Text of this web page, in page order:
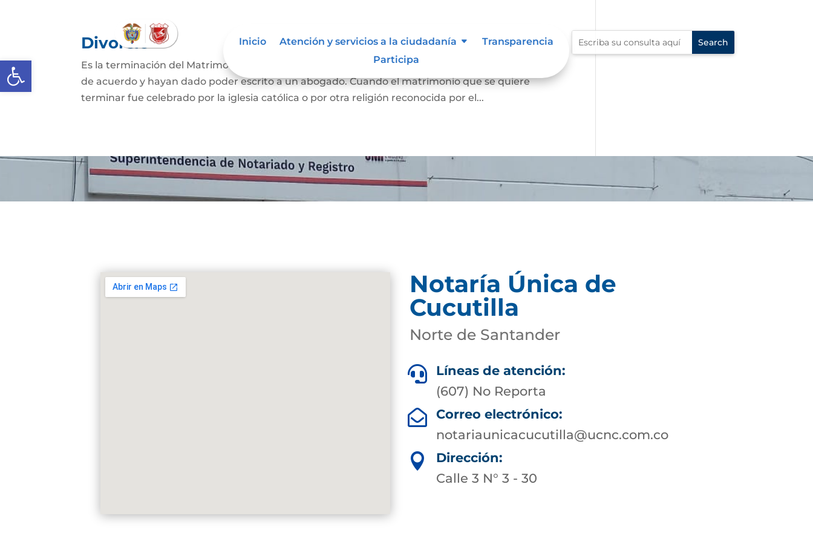
Abrir barra de herramientas
Inicio Atención y servicios a la ciudadanía
Transparencia
Participa
Divorcio
Es la terminación del Matrimonio Civil y se puede hace en notaría, siempre que las partes estén
de acuerdo y hayan dado poder escrito a un abogado. Cuando el matrimonio que se quiere
terminar fue celebrado por la iglesia católica o por otra religión reconocida por el...
Notaría Única de
Cucutilla
Norte de Santander

Líneas de atención:
(607) No Reporta

Correo electrónico:
notariaunicacucutilla@ucnc.com.co

Dirección:
Calle 3 N° 3 - 30